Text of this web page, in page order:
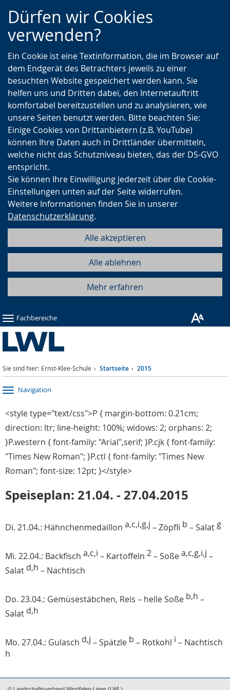
Zur
Hauptnavigation
Zur
Seitennavigation
Zum
Inhalt
Dürfen wir Cookies
verwenden?
Ein Cookie ist eine Textinformation, die im Browser auf
dem Endgerät des Betrachters jeweils zu einer
besuchten Website gespeichert werden kann. Sie
helfen uns und Dritten dabei, den Internetauftritt
komfortabel bereitzustellen und zu analysieren, wie
unsere Seiten benutzt werden. Bitte beachten Sie:
Einige Cookies von Drittanbietern (z.B. YouTube)
können Ihre Daten auch in Drittländer übermitteln,
welche nicht das Schutzniveau bieten, das der DS-GVO
entspricht.
Sie können Ihre Einwilligung jederzeit über die Cookie-
Einstellungen unten auf der Seite widerrufen.
Weitere Informationen finden Sie in unserer
Datenschutzerklärung.
Alle akzeptieren
Alle ablehnen
Mehr erfahren
Fachbereiche
Sie sind hier: Ernst-Klee-Schule Startseite 2015
Navigation
<style type="text/css">P { margin-bottom: 0.21cm;
direction: ltr; line-height: 100%; widows: 2; orphans: 2;
}P.western { font-family: "Arial",serif; }P.cjk { font-family:
"Times New Roman"; }P.ctl { font-family: "Times New
Roman"; font-size: 12pt; }</style>
Speiseplan: 21.04. - 27.04.2015
Di. 21.04.: Hähnchenmedaillon a,c,i,g,j –Zöpfli b – Salat g
Mi. 22.04.: Backfisch a,c,i – Kartoffeln 2– Soßea,c,g,i,j –
Salat d,h – Nachtisch
Do. 23.04.: Gemüsestäbchen, Reis – helle Soße b,h –
Salat d,h
Mo. 27.04.: Gulasch d,j – Spätzle b – Rotkohl i – Nachtisch
h